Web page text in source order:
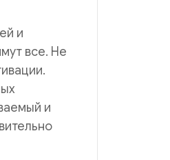
и
все. Не
и